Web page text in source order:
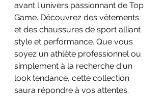
avant l'univers passionnant de Top
Game. Découvrez des vêtements
et des chaussures de sport alliant
style et performance. Que vous
soyez un athlète professionnel ou
simplement à la recherche d'un
look tendance, cette collection
saura répondre à vos attentes.